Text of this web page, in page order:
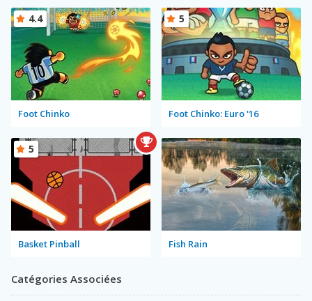
Foot Chinko
4.4
Foot Chinko: Euro '16
5
Basket Pinball
5
Fish Rain
Catégories Associées